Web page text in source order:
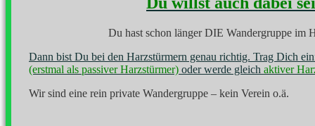
Du hast schon länger DIE Wandergruppe im
Dann bist Du bei den Harzstürmern genau richtig. Trag Dich
(erstmal als passiver Harzstürmer) oder werde gleich aktiver
Wir sind eine rein private Wandergruppe – kein Verein o.ä.